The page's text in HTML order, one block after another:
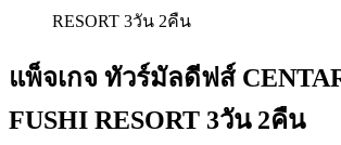
แพ็จเกจ ทัวร์มัลดีฟส์
FUSHI RESORT 3วัน 2คืน